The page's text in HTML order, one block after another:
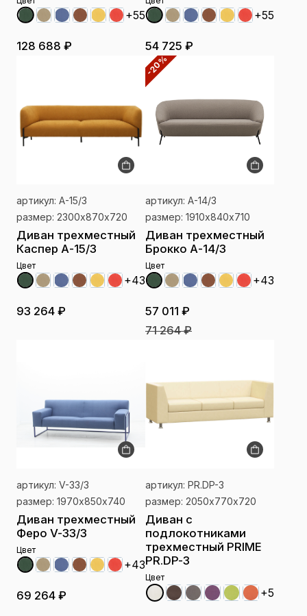
+55
128 688 ₽
+55
54 725 ₽
артикул: А-15/3
размер: 2300х870х720
Диван трехместный
Каспер А-15/3
Цвет
+43
93 264 ₽
-20%
артикул: А-14/3
размер: 1910х840х710
Диван трехместный
Брокко А-14/3
Цвет
+43
57 011 ₽
71 264 ₽
артикул: V-33/3
размер: 1970х850х740
Диван трехместный
Феро V-33/3
Цвет
+43
69 264 ₽
артикул: PR.DP-3
размер: 2050х770х720
Диван с
подлокотниками
трехместный PRIME
PR.DP-3
Цвет
+5